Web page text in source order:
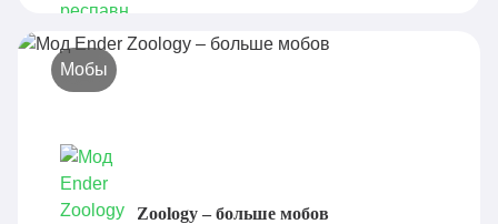
Мобы
Мод Ender Zoology – больше мобов